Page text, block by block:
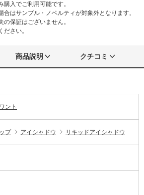
入でご利用可能です。
はサンプル・ノベルティが対象外となります。
保証はございません。
ださい。
商品説明 クチコミ
ント
プ アイシャドウ リキッドアイシャドウ